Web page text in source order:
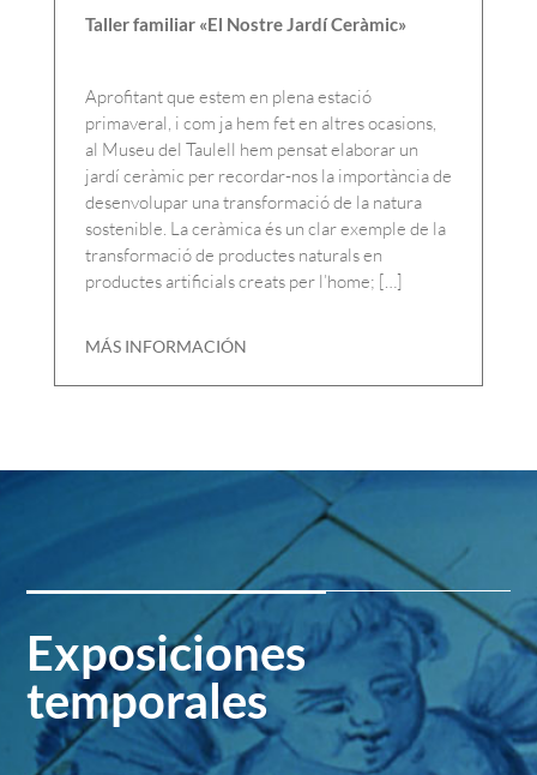
Taller familiar «El Nostre Jardí Ceràmic»
Aprofitant que estem en plena estació
primaveral, i com ja hem fet en altres ocasions,
al Museu del Taulell hem pensat elaborar un
jardí ceràmic per recordar-nos la importància de
desenvolupar una transformació de la natura
sostenible. La ceràmica és un clar exemple de la
transformació de productes naturals en
productes artificials creats per l’home; […]
MÁS INFORMACIÓN
Exposiciones
temporales